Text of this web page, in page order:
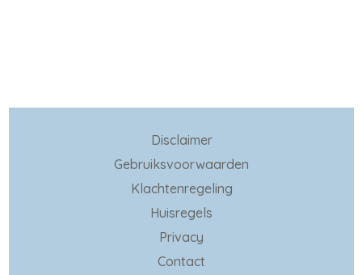
Disclaimer
Gebruiksvoorwaarden
Klachtenregeling
Huisregels
Privacy
Contact